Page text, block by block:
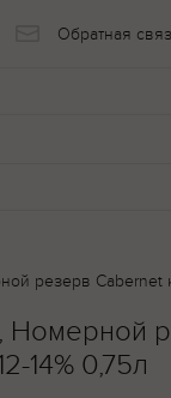
Обратная
резерв Cabernet
Номерной
14% 0,75л